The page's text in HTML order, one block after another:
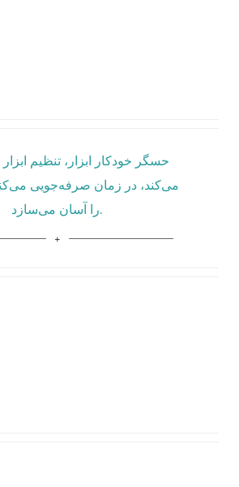
حسگر خودکار ابزار، تنظیم
می‌کند، در زمان صرفه‌جویی
را آسان می‌سازد.